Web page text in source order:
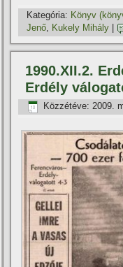
Kategória: Könyv
Jenő, Kukely Mihály
1990.XII.2.
Erdély
Közzétéve: 2009.